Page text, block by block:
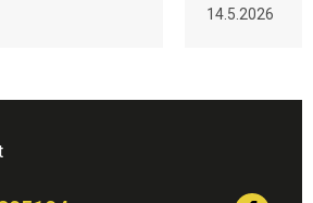
14.5.2026